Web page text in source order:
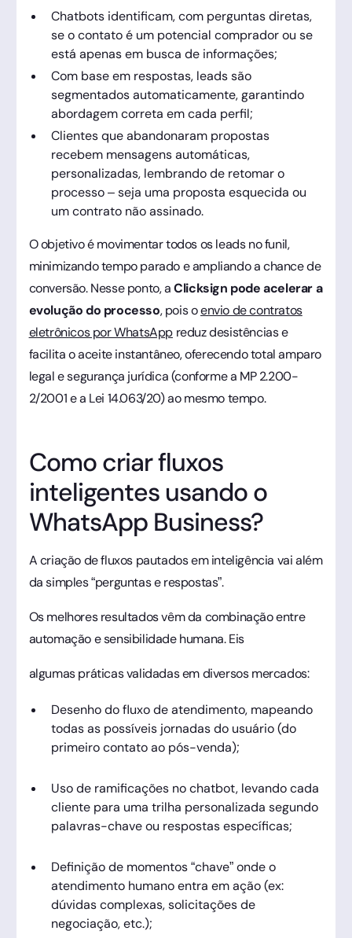
Chatbots identificam, com perguntas diretas,
se o contato é um potencial comprador ou se
está apenas em busca de informações;
Com base em respostas, leads são
segmentados automaticamente, garantindo
abordagem correta em cada perfil;
Clientes que abandonaram propostas
recebem mensagens automáticas,
personalizadas, lembrando de retomar o
processo – seja uma proposta esquecida ou
um contrato não assinado.
O objetivo é movimentar todos os leads no funil,
minimizando tempo parado e ampliando a chance de
conversão. Nesse ponto, aClicksign pode acelerar a
evolução do processo, pois oenvio de contratos
eletrônicos por WhatsAppreduz desistências e
facilita o aceite instantâneo, oferecendo total amparo
legal e segurança jurídica (conforme a MP 2.200-
2/2001 e a Lei 14.063/20) ao mesmo tempo.
Como criar fluxos
inteligentes usando o
WhatsApp Business?
A criação de fluxos pautados em inteligência vai além
da simples “perguntas e respostas”.
Os melhores resultados vêm da combinação entre
automação e sensibilidade humana. Eis
algumas práticas validadas em diversos mercados:
Desenho do fluxo de atendimento, mapeando
todas as possíveis jornadas do usuário (do
primeiro contato ao pós-venda);
Uso de ramificações no chatbot, levando cada
cliente para uma trilha personalizada segundo
palavras-chave ou respostas específicas;
Definição de momentos “chave” onde o
atendimento humano entra em ação (ex:
dúvidas complexas, solicitações de
negociação, etc.);